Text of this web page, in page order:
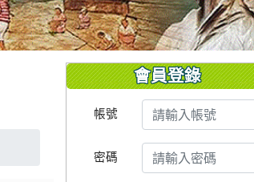
會員登錄
帳號
密碼